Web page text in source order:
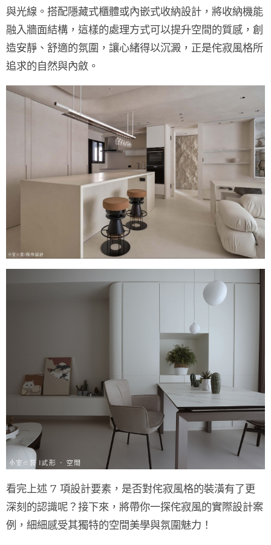
與光線。搭配隱藏式櫃體或內嵌式收納設計 ，將收納機能
融入牆面結構，這樣的處理方式可以提升空間的質感，創
造安靜、舒適的氛圍，讓心緒得以沉澱，正是侘寂風格所
追求的自然與內斂。
看完上述 7 項設計要素，是否對侘寂風格的裝潢有了更
深刻的認識呢？接下來，將帶你一探侘寂風的實際設計案
例，細細感受其獨特的空間美學與氛圍魅力！